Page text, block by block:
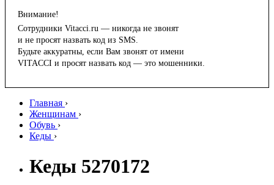
Внимание!
Сотрудники Vitacci.ru — никогда не звонят
и не просят назвать код из SMS.
Будьте аккуратны, если Вам звонят от имени
VITACCI и просят назвать код — это мошенники.
Главная ›
Женщинам ›
Обувь ›
Кеды ›
Кеды 5270172